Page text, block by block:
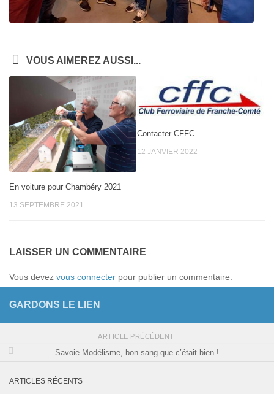
VOUS AIMEREZ AUSSI...
En voiture pour Chambéry 2021
13 SEPTEMBRE 2021
Contacter CFFC
12 JANVIER 2022
LAISSER UN COMMENTAIRE
Vous devez vous connecter pour publier un commentaire.
GARDONS LE LIEN
ARTICLE PRÉCÉDENT
Savoie Modélisme, bon sang que c’était bien !
ARTICLES RÉCENTS